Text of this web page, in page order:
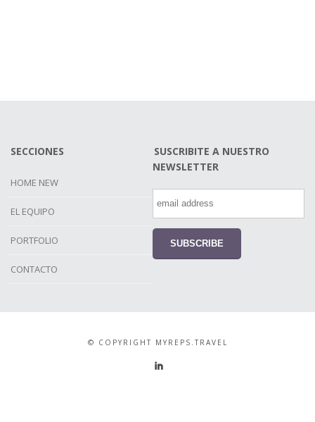
SECCIONES
HOME NEW
EL EQUIPO
PORTFOLIO
CONTACTO
SUSCRIBITE A NUESTRO
NEWSLETTER
© COPYRIGHT MYREPS.TRAVEL